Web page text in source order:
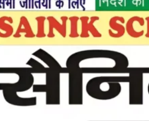
Airforce,
Police….